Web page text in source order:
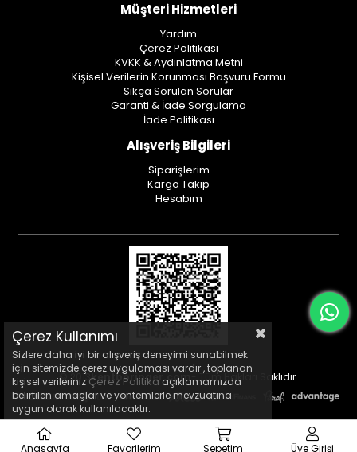
Müşteri Hizmetleri
Yardım
Çerez Politikası
KVKK & Aydınlatma Metni
Kişisel Verilerin Korunması Başvuru Formu
Sıkça Sorulan Sorular
Garanti & İade Sorgulama
İade Politikası
Alışveriş Bilgileri
Siparişlerim
Kargo Takip
Hesabım
© 2013kentboringer.com- Tüm Hakları Saklıdır.
Çerez Kullanımı
Sizlere daha iyi bir alışveriş deneyimi sunabilmek
için sitemizde çerez uygulaması vardır , toplanan
kişisel verileriniz Çerez Politika açıklamamızda
belirtilen amaçlar ve yöntemlerle mevzuatına
uygun olarak kullanılacaktır.
Anasayfa Favorilerim Sepetim Üye Girişi